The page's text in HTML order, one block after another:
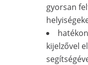
gyorsan
kijelzővel